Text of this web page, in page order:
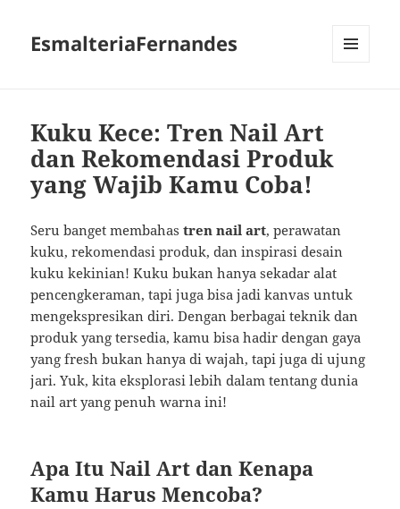
EsmalteriaFernandes
Kuku Kece: Tren Nail Art
dan Rekomendasi Produk
yang Wajib Kamu Coba!
Seru banget membahastren nail art, perawatan
kuku, rekomendasi produk, dan inspirasi desain
kuku kekinian! Kuku bukan hanya sekadar alat
pencengkeraman, tapi juga bisa jadi kanvas untuk
mengekspresikan diri. Dengan berbagai teknik dan
produk yang tersedia, kamu bisa hadir dengan gaya
yang fresh bukan hanya di wajah, tapi juga di ujung
jari. Yuk, kita eksplorasi lebih dalam tentang dunia
nail art yang penuh warna ini!
Apa Itu Nail Art dan Kenapa
Kamu Harus Mencoba?